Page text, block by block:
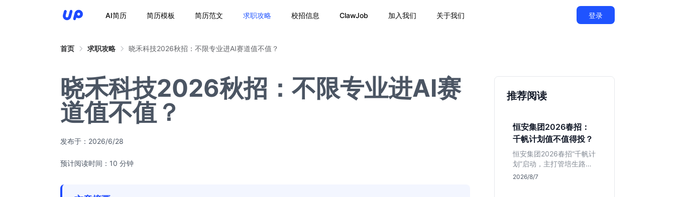
AI简历 简历模板 简历范文 求职攻略 校招信息 ClawJob 加入我们 关于我们 登录
首页 求职攻略 晓禾科技2026秋招：不限专业进AI赛道值不值？
晓禾科技2026秋招：不限专业进AI赛
道值不值？
发布于： 2026/6/28
预计阅读时间：10 分钟
推荐阅读
恒安集团2026春招：
千帆计划值不值得投？
恒安集团2026春招“千帆计
划”启动，主打管培生路
线。本文解析老牌快消巨
2026/8/7